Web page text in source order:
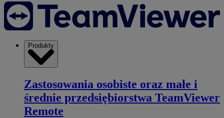
Produkty
Zastosowania osobiste oraz małe i
średnie przedsiębiorstwa TeamViewer
Remote